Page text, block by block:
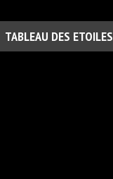
TABLEAU DES ETOILES